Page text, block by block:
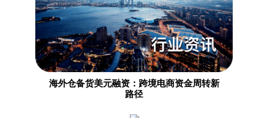
海外仓备货美元融资：跨境电商资金周转新
路径​